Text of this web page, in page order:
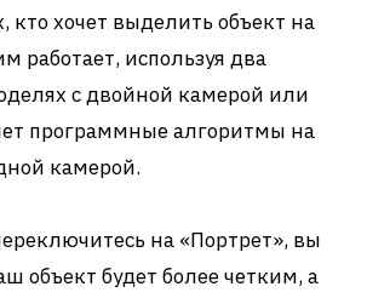
кто хочет выделить объект на
работает, используя два
с двойной камерой или
программные алгоритмы на
камерой.
на «Портрет», вы
объект будет более четким, а